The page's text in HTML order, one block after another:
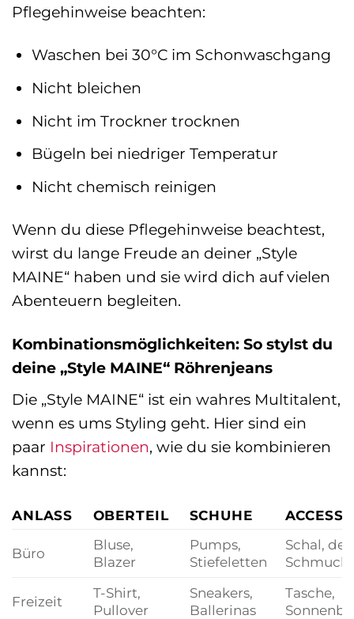
Pflegehinweise beachten:
Waschen bei 30°C im Schonwaschgang
Nicht bleichen
Nicht im Trockner trocknen
Bügeln bei niedriger Temperatur
Nicht chemisch reinigen
Wenn du diese Pflegehinweise beachtest,
wirst du lange Freude an deiner „Style
MAINE“ haben und sie wird dich auf vielen
Abenteuern begleiten.
Kombinationsmöglichkeiten: So stylst du
deine „Style MAINE“ Röhrenjeans
Die „Style MAINE“ ist ein wahres Multitalent,
wenn es ums Styling geht. Hier sind ein
paar Inspirationen, wie du sie kombinieren
kannst:
ANLASS OBERTEIL SCHUHE
Büro
Bluse,
Blazer
Pumps,
Stiefeletten
Schal,
Schmuck
Freizeit
T-Shirt,
Pullover
Sneakers,
Ballerinas
Tasche,